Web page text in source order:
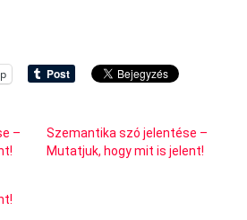
–
Szemantika szó jelentése –
Mutatjuk, hogy mit is jelent!